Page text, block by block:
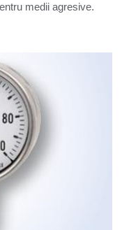
medii agresive.